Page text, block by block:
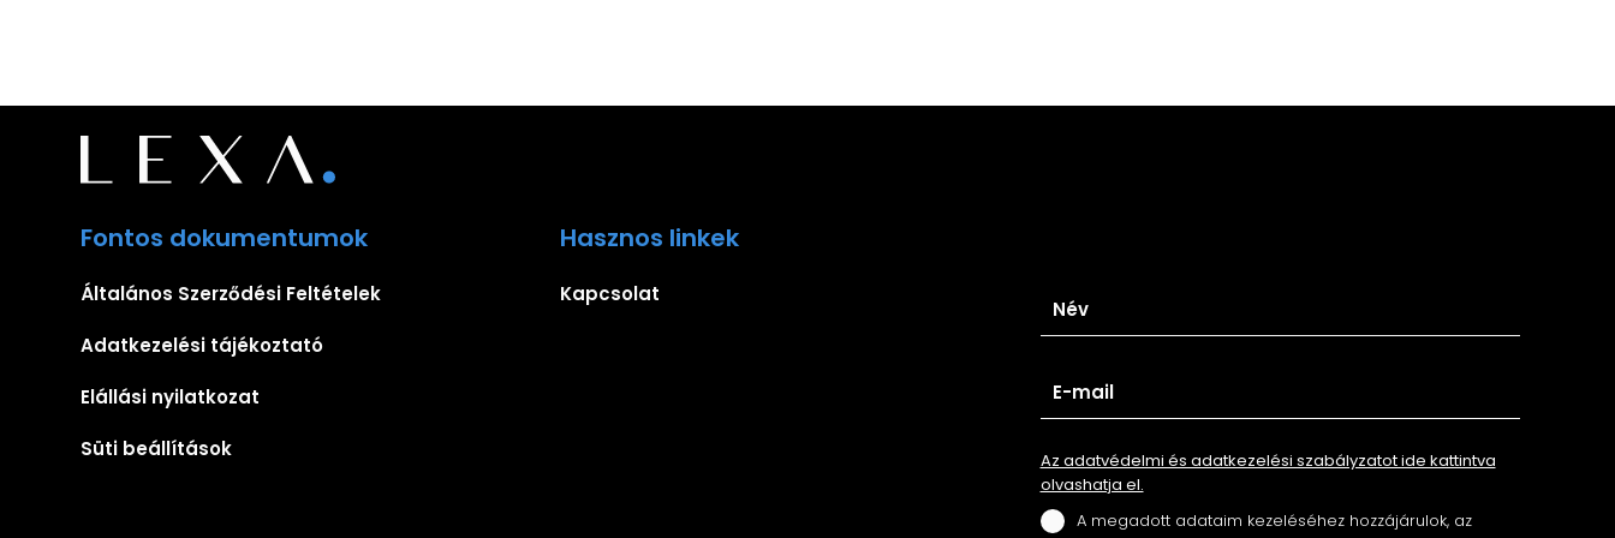
Fontos dokumentumok
Általános Szerződési Feltételek
Adatkezelési tájékoztató
Elállási nyilatkozat
Süti beállítások
Hasznos linkek
Kapcsolat
Az adatvédelmi és adatkezelési szabályzatot ide kattintva
olvashatja el.
A megadott adataim kezeléséhez hozzájárulok, az